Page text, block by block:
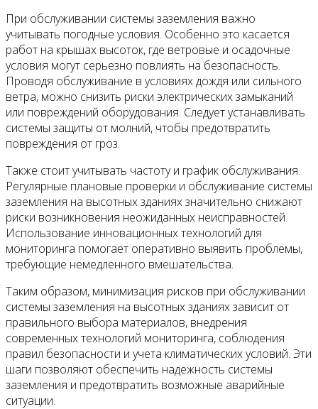
При обслуживании системы заземления важно
учитывать погодные условия. Особенно это касается
работ на крышах высоток, где ветровые и осадочные
условия могут серьезно повлиять на безопасность.
Проводя обслуживание в условиях дождя или сильного
ветра, можно снизить риски электрических замыканий
или повреждений оборудования. Следует устанавливать
системы защиты от молний, чтобы предотвратить
повреждения от гроз.
Также стоит учитывать частоту и график обслуживания.
Регулярные плановые проверки и обслуживание системы
заземления на высотных зданиях значительно снижают
риски возникновения неожиданных неисправностей.
Использование инновационных технологий для
мониторинга помогает оперативно выявить проблемы,
требующие немедленного вмешательства.
Таким образом, минимизация рисков при обслуживании
системы заземления на высотных зданиях зависит от
правильного выбора материалов, внедрения
современных технологий мониторинга, соблюдения
правил безопасности и учета климатических условий. Эти
шаги позволяют обеспечить надежность системы
заземления и предотвратить возможные аварийные
ситуации.